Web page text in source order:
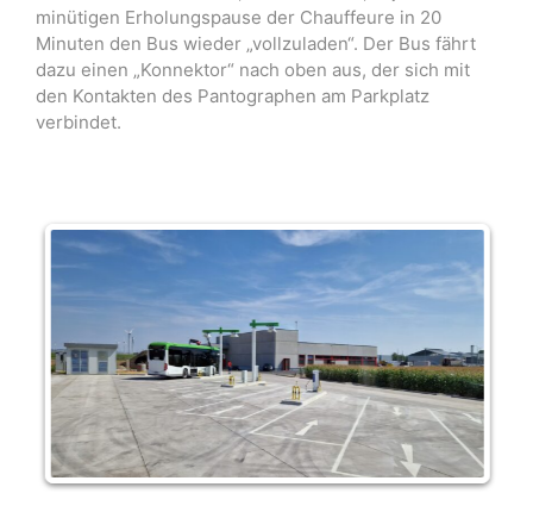
minütigen Erholungspause der Chauffeure in 20
Minuten den Bus wieder „vollzuladen“. Der Bus fährt
dazu einen „Konnektor“ nach oben aus, der sich mit
den Kontakten des Pantographen am Parkplatz
verbindet.